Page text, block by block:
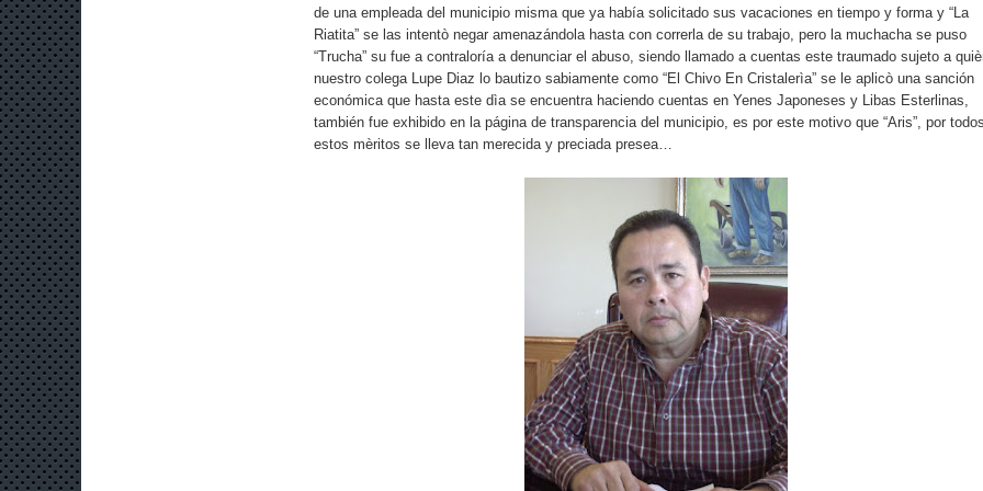
de una empleada del municipio misma que ya había solicitado sus vacaciones en tiempo y forma y “La
Riatita” se las intentò negar amenazándola hasta con correrla de su trabajo, pero la muchacha se puso
“Trucha” su fue a contraloría a denunciar el abuso, siendo llamado a cuentas este traumado sujeto a
nuestro colega Lupe Diaz lo bautizo sabiamente como “El Chivo En Cristalerìa” se le aplicò una sanción
económica que hasta este dìa se encuentra haciendo cuentas en Yenes Japoneses y Libas Esterlinas,
también fue exhibido en la página de transparencia del municipio, es por este motivo que “Aris”, por
estos mèritos se lleva tan merecida y preciada presea…